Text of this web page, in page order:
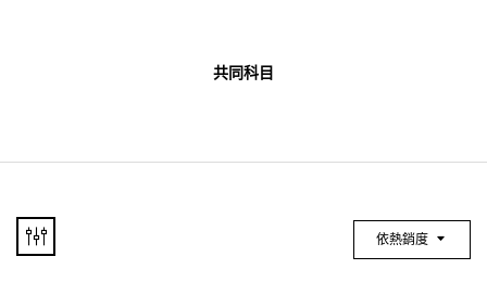
共同科目
依熱銷度